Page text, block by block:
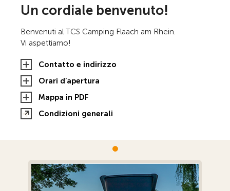
Un cordiale benvenuto!
Benvenuti al TCS Camping Flaach am Rhein.
Vi aspettiamo!
Contatto e indirizzo
Orari d’apertura
Mappa in PDF
Condizioni generali